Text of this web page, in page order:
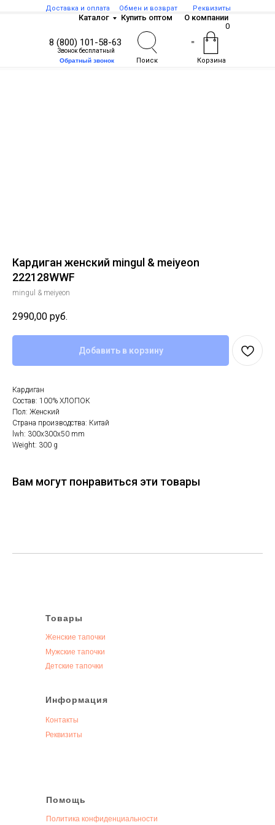
8 (800) 101-58-63
Звонок бесплатный
Каталог Купить оптом О компании
Доставка и оплата Обмен и возврат Реквизиты
0
=
Обратный звонок Поиск Корзина
Кардиган женский mingul & meiyeon
222128WWF
mingul & meiyeon
2990,00 руб.
Добавить в корзину
Кардиган
Состав: 100% ХЛОПОК
Пол: Женский
Страна производства: Китай
lwh: 300x300x50 mm
Weight: 300 g
Вам могут понравиться эти товары
Товары
Женские тапочки
Мужские тапочки
Детские тапочки
Информация
Контакты
Реквизиты
Помощь
Политика конфиденциальности